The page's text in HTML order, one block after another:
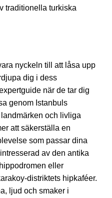
traditionella turkiska
nyckeln till att låsa upp
dig i dess
när de tar dig
genom Istanbuls
och livliga
att säkerställa en
som passar dina
av den antika
eller
distriktets hipkaféer.
ljud och smaker i